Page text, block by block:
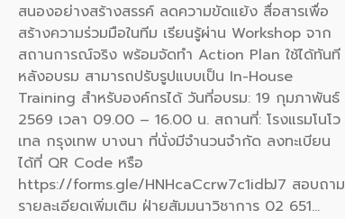
สนองอย่างสร้างสรรค์ ลดความขัดแย้ง สื่อสารเพื่อ
สร้างความร่วมมือในทีม เรียนรู้ผ่าน Workshop จาก
สถานการณ์จริง พร้อมจัดทำ Action Plan ใช้ได้ทันที
หลังอบรม สามารถปรับรูปแบบเป็น In-House
Training สำหรับองค์กรได้ วันที่อบรม: 19 กุมภาพันธ์
2569 เวลา 09.00 – 16.00 น. สถานที่: โรงแรมโนโว
เทล กรุงเทพ บางนา ที่นั่งมีจำนวนจำกัด ลงทะเบียน
ได้ที่ QR Code หรือ
https://forms.gle/HNHcaCcrw7c1idbJ7 สอบถาม
รายละเอียดเพิ่มเติม ฝ่ายสัมมนาวิชาการ 02 651…